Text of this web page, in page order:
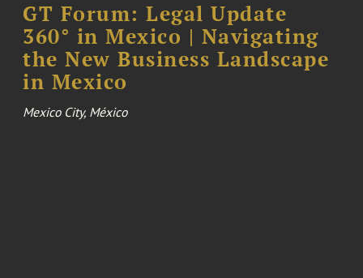
GT Forum: Legal Update
360° in Mexico | Navigating
the New Business Landscape
in Mexico
Mexico City, México